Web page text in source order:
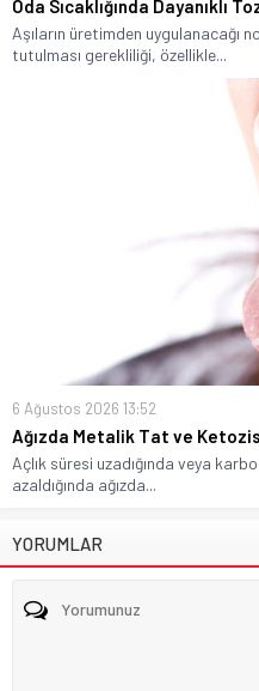
Oda Sıcaklığında Dayanıklı
Aşıların üretimden uygulanacağı
tutulması gerekliliği, özellikle...
6 Ağustos 2026 13:52
Ağızda Metalik Tat ve Ketozis
Açlık süresi uzadığında veya
azaldığında ağızda...
YORUMLAR